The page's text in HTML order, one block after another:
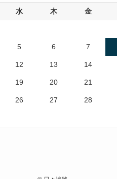
水 木 金
5 6 7
12 13 14
19 20 21
26 27 28